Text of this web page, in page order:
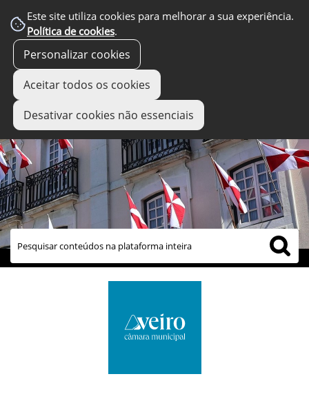
Este site utiliza cookies para melhorar a sua experiência.
Política de cookies.
Personalizar cookies
Aceitar todos os cookies
Desativar cookies não essenciais
links úteis